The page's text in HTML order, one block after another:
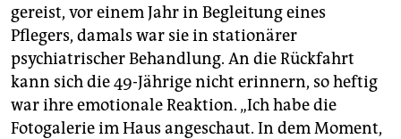
gereist, vor einem Jahr in Begleitung eines
Pflegers, damals war sie in stationärer
psychiatrischer Behandlung. An die Rückfahrt
kann sich die 49-Jährige nicht erinnern, so heftig
war ihre emotionale Reaktion. „Ich habe die
Fotogalerie im Haus angeschaut. In dem Moment,